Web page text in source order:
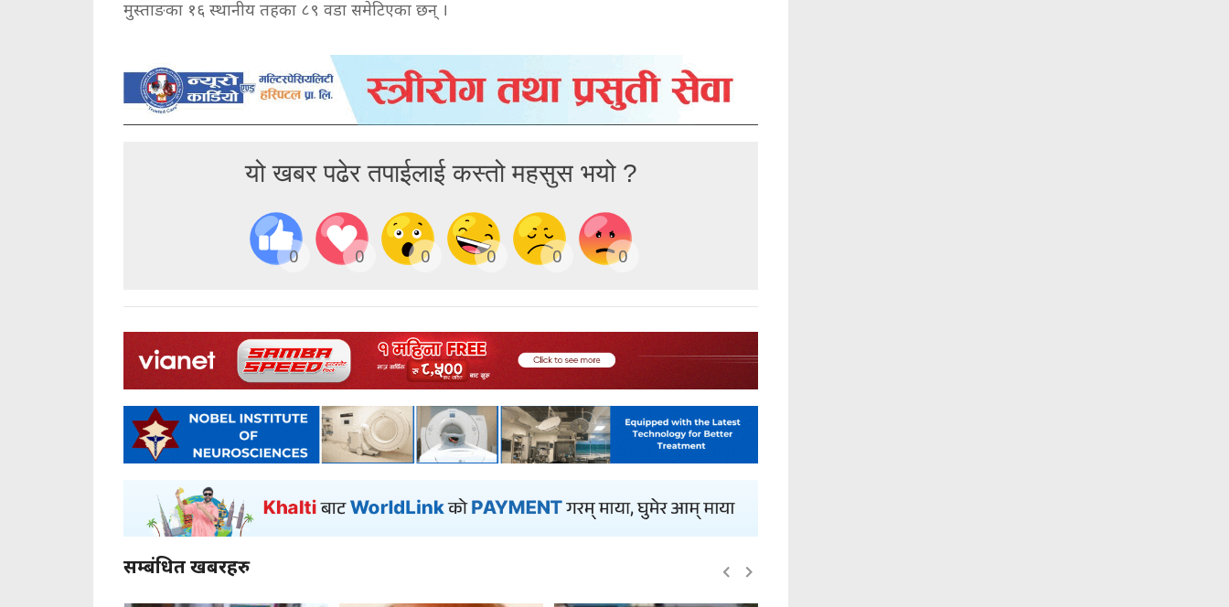
मुस्ताङका १६ स्थानीय तहका ८९ वडा समेटिएका छन् ।
यो खबर पढेर तपाईलाई कस्तो महसुस भयो ?
0 0 0 0 0 0
सम्बंधित खबरहरु